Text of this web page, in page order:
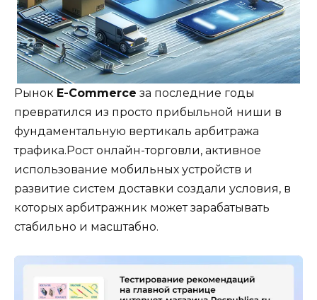
Рынок E-Commerce за последние годы
превратился из просто прибыльной ниши в
фундаментальную вертикаль арбитража
трафика.Рост онлайн-торговли, активное
использование мобильных устройств и
развитие систем доставки создали условия, в
которых арбитражник может зарабатывать
стабильно и масштабно.